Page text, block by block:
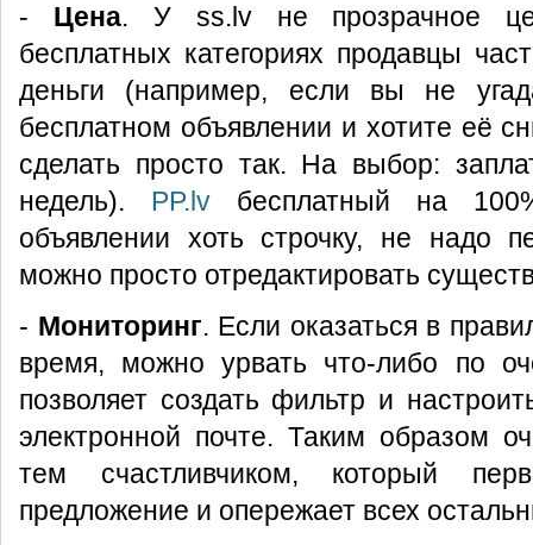
- Цена. У ss.lv не прозрачное
бесплатных категориях продавцы
деньги (например, если вы не
бесплатном объявлении и хотите её
сделать просто так. На выбор:
недель). PP.lv бесплатный на
объявлении хоть строчку, не надо
можно просто отредактировать
- Мониторинг. Если оказаться в
время, можно урвать что-либо по
позволяет создать фильтр и
электронной почте. Таким образом
тем счастливчиком, который
предложение и опережает всех